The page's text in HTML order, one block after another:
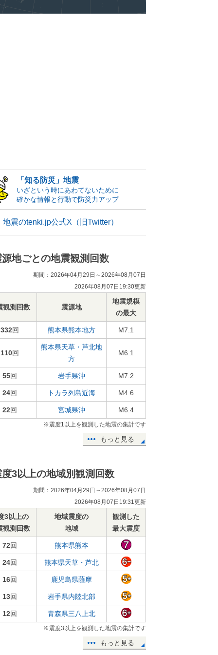
「知る防災」地震
いざという時にあわてないために
確かな情報と行動で防災力アップ
地震のtenki.jp公式X（旧Twitter）
源地ごとの地震観測回数
期間：2026年04月29日～2026年08月07日
2026年08月07日19:30更新
観測回数 震源地
地震規模
の最大
332回 熊本県熊本地方 M7.1
110回
熊本県天草・芦北地
方
M6.1
55回 岩手県沖 M7.2
24回 トカラ列島近海 M4.6
22回 宮城県沖 M6.4
※震度1以上を観測した地震の集計です
もっと見る
度3以上の地域別観測回数
期間：2026年04月29日～2026年08月07日
2026年08月07日19:31更新
3以上の
観測回数
地域震度の
地域
観測した
最大震度
72回 熊本県熊本
24回 熊本県天草・芦北
16回 鹿児島県薩摩
13回 岩手県内陸北部
12回 青森県三八上北
※震度3以上を観測した地震の集計です
もっと見る